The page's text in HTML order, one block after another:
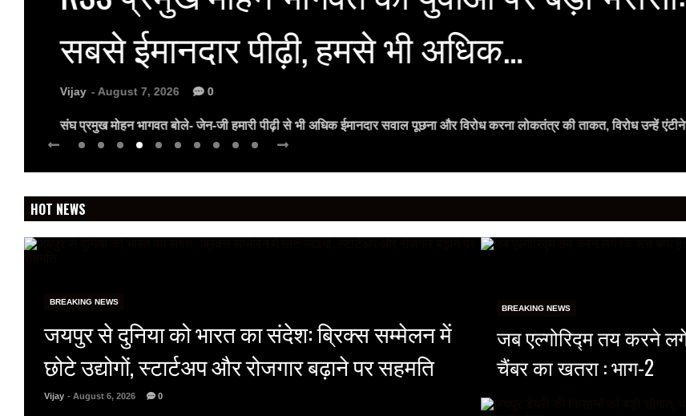
सबसे ईमानदार पीढ़ी, हमसे भी अधिक…
Vijay - August 7, 2026 0
संघ प्रमुख मोहन भागवत बोले- जेन-जी हमारी पीढ़ी से भी अधिक ईमानदार सवाल पूछना और विरोध करना लोकतंत्र की ताकत, विरोध उन्हें
HOT NEWS
BREAKING NEWS
जयपुर से दुनिया को भारत का संदेश: ब्रिक्स सम्मेलन में
छोटे उद्योगों, स्टार्टअप और रोजगार बढ़ाने पर सहमति
Vijay - August 6, 2026 0
BREAKING NEWS
जब एल्गोरिद्म तय करने
चैंबर का खतरा : भाग-2